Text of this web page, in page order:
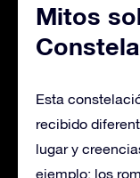
Mitos
Esta
recibido
lugar y
ejemplo; los